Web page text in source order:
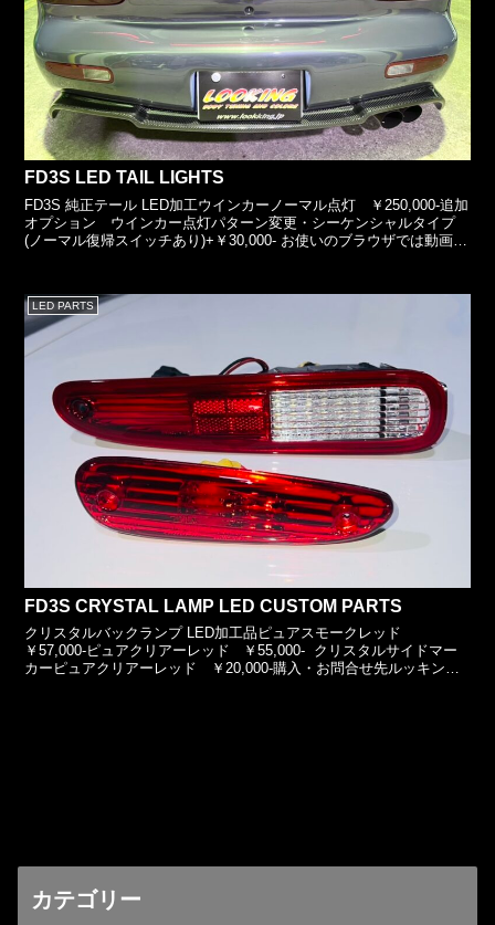
FD3S LED TAIL LIGHTS
FD3S 純正テール LED加工ウインカーノーマル点灯 ￥250,000-追加
オプション ウインカー点灯パターン変更・シーケンシャルタイプ
(ノーマル復帰スイッチあり)+￥30,000- お使いのブラウザでは動画を
LED PARTS
FD3S CRYSTAL LAMP LED CUSTOM PARTS
クリスタルバックランプ LED加工品ピュアスモークレッド
￥57,000-ピュアクリアーレッド ￥55,000- クリスタルサイドマー
カーピュアクリアーレッド ￥20,000-購入・お問合せ先ルッキング
カテゴリー